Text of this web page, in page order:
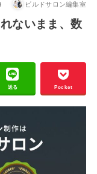
ビルドサロン編集室
ないまま、数
送る Pocket